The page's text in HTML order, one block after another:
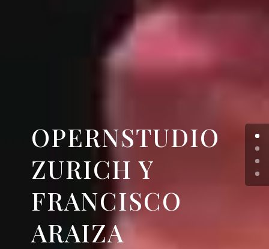
OPERNSTUDIO
ZURICH Y
FRANCISCO
ARAIZA